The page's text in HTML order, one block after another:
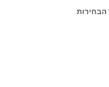
הבחירות